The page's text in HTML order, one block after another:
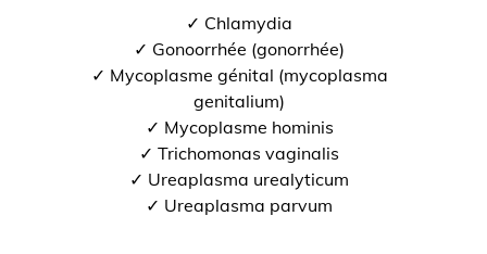
✓ Chlamydia
✓ Gonoorrhée (gonorrhée)
✓ Mycoplasme génital (mycoplasma
genitalium)
✓ Mycoplasme hominis
✓ Trichomonas vaginalis
✓ Ureaplasma urealyticum
✓ Ureaplasma parvum